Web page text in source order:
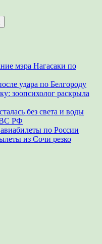
мэра Нагасаки по
удара по Белгороду
зоопсихолог раскрыла
без света и воды
ВС РФ
по России
из Сочи резко